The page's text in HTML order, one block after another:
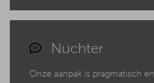
Nuchter
Onze aanpak is pragmatisch en